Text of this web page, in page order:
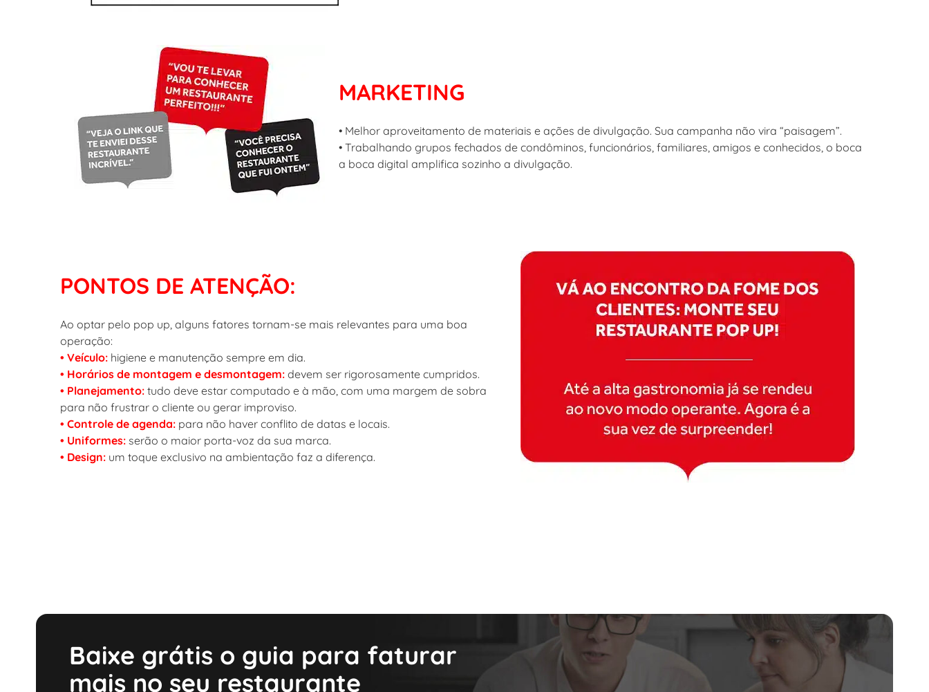
MARKETING
• Melhor aproveitamento de materiais e ações de divulgação. Sua campanha não vira “paisagem”.
• Trabalhando grupos fechados de condôminos, funcionários, familiares, amigos e conhecidos, o boca
a boca digital amplifica sozinho a divulgação.
PONTOS DE ATENÇÃO:
Ao optar pelo pop up, alguns fatores tornam-se mais relevantes para uma boa
operação:
• Veículo: higiene e manutenção sempre em dia.
• Horários de montagem e desmontagem: devem ser rigorosamente cumpridos.
• Planejamento: tudo deve estar computado e à mão, com uma margem de sobra
para não frustrar o cliente ou gerar improviso.
• Controle de agenda: para não haver conflito de datas e locais.
• Uniformes: serão o maior porta-voz da sua marca.
• Design: um toque exclusivo na ambientação faz a diferença.
Baixe grátis o guia para faturar
mais no seu restaurante